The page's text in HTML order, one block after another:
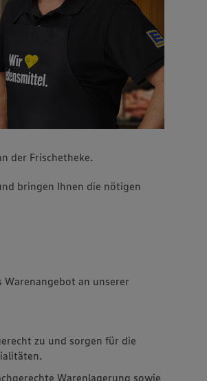
der Frischetheke.
bringen Ihnen die nötigen
an unserer
zu und sorgen für die
Warenlagerung sowie